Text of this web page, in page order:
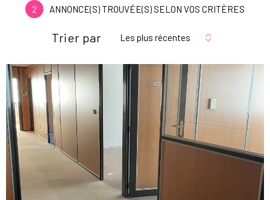
2 ANNONCE(S) TROUVÉE(S) SELON VOS CRITÈRES
Trier par Les plus récentes
voir le
bien